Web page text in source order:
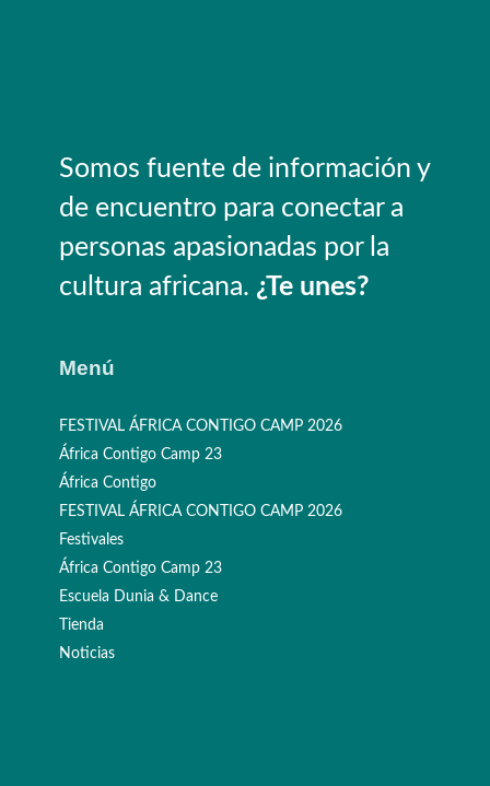
Somos fuente de información y
de encuentro para conectar a
personas apasionadas por la
cultura africana. ¿Te unes?
Menú
FESTIVAL ÁFRICA CONTIGO CAMP 2026
África Contigo Camp 23
África Contigo
FESTIVAL ÁFRICA CONTIGO CAMP 2026
Festivales
África Contigo Camp 23
Escuela Dunia & Dance
Tienda
Noticias